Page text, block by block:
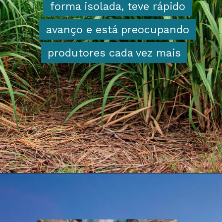
forma isolada, teve rápido
avanço e está preocupando
produtores cada vez mais
forma isolada, teve rápido
avanço e está preocupando
produtores cada vez mais